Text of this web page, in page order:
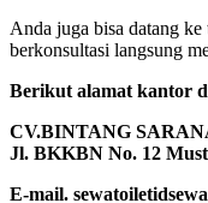
Anda juga bisa datang
berkonsultasi langsung
Berikut alamat kantor
CV.BINTANG
Jl. BKKBN No. 12
E-mail.